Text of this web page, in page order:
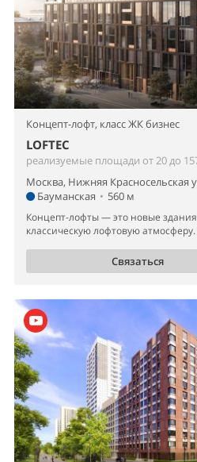
Концепт-лофт, класс ЖК бизнес
LOFTEC
реализуемые площади от 20 до
Москва, Нижняя Красносельская
Бауманская • 560 м
Концепт-лофты — это новые
классическую лофтовую
Связаться